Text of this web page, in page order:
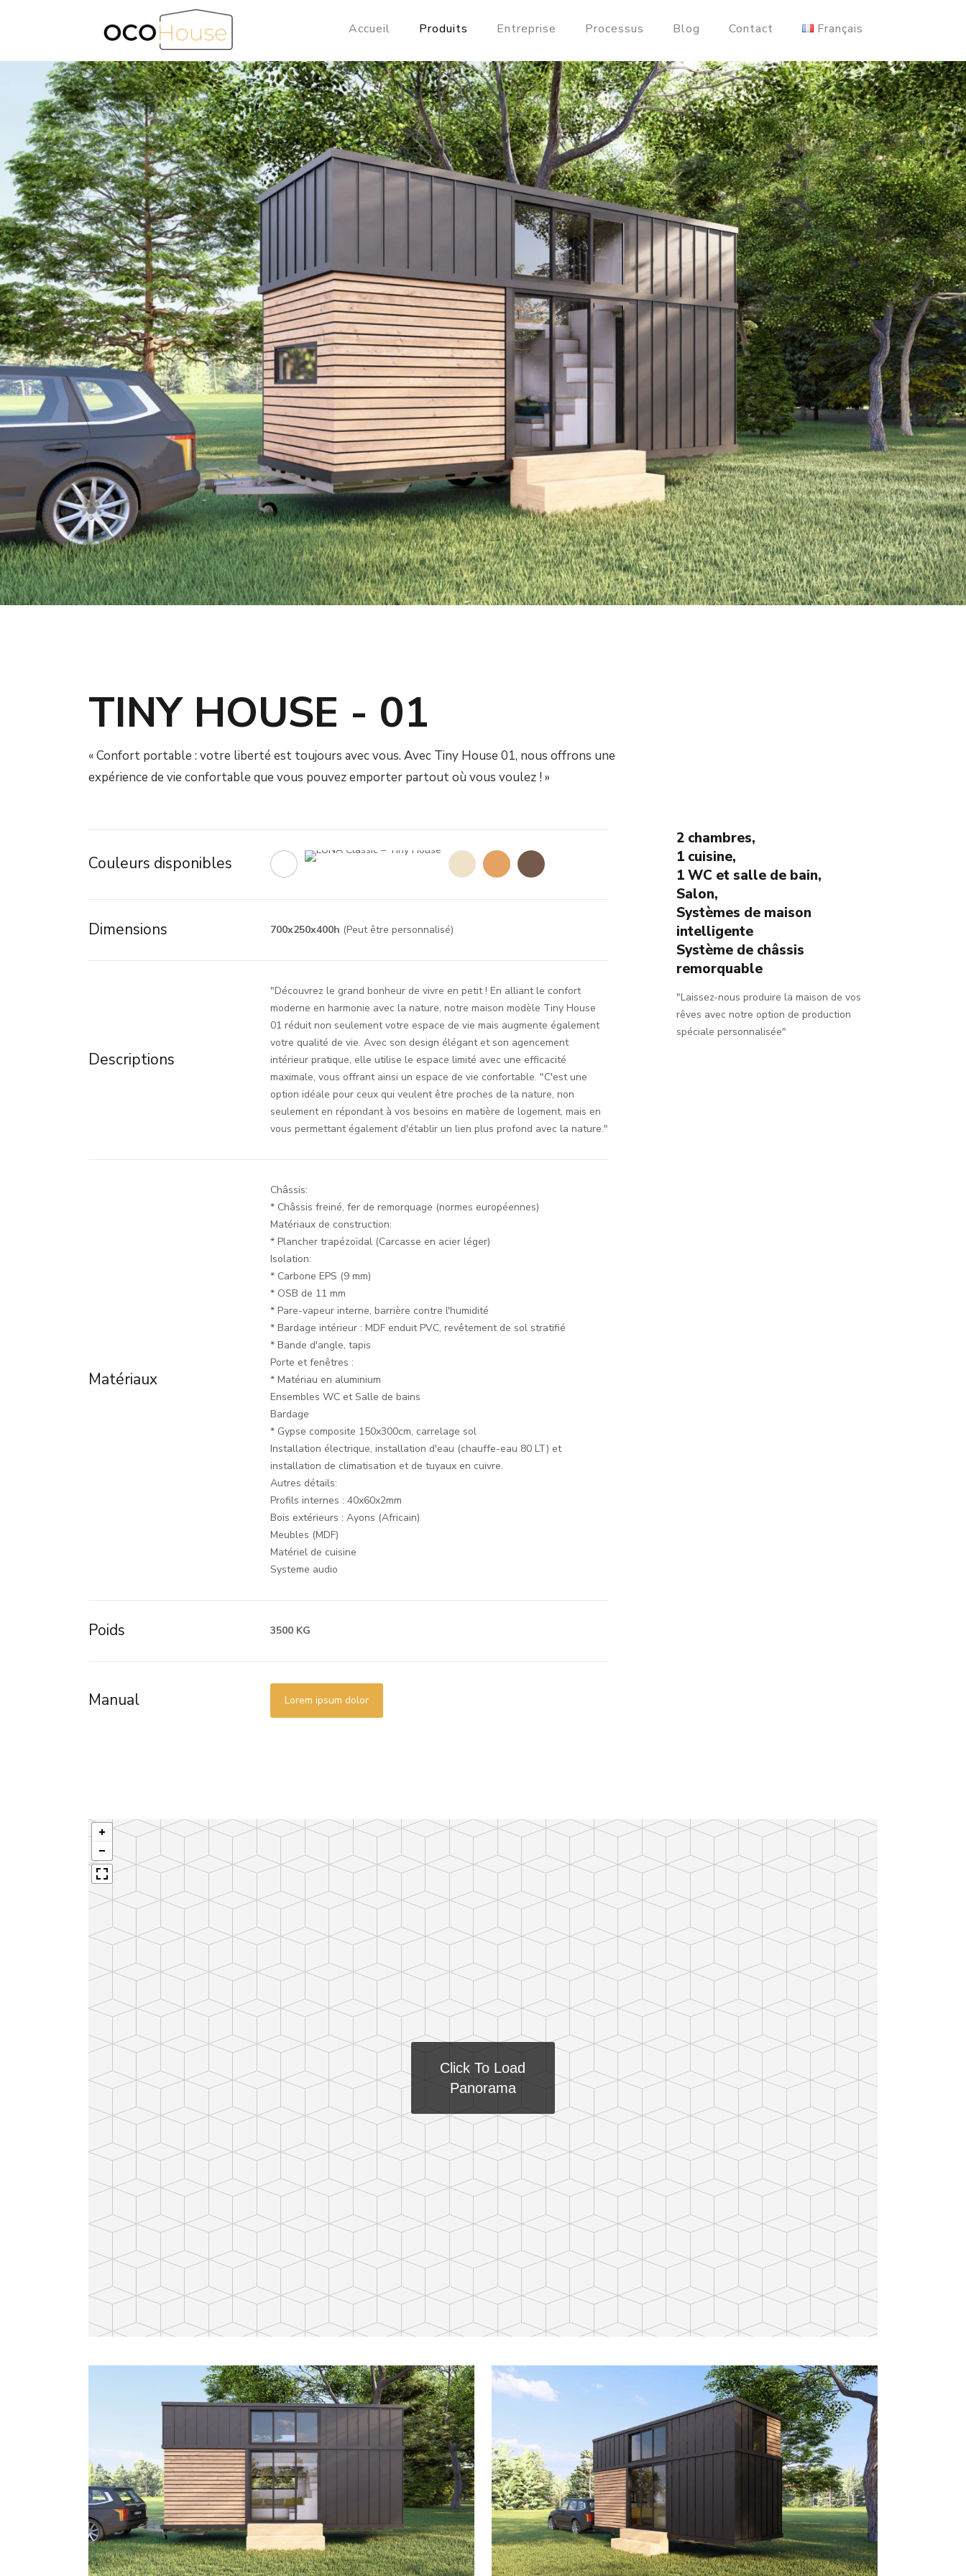
Accueil Produits Entreprise Processus Blog Contact Français
TINY HOUSE - 01
« Confort portable : votre liberté est toujours avec vous. Avec Tiny House 01, nous offrons une
expérience de vie confortable que vous pouvez emporter partout où vous voulez ! »
Couleurs disponibles
Dimensions 700x250x400h (Peut être personnalisé)
Descriptions
"Découvrez le grand bonheur de vivre en petit ! En alliant le confort
moderne en harmonie avec la nature, notre maison modèle Tiny House
01 réduit non seulement votre espace de vie mais augmente également
votre qualité de vie. Avec son design élégant et son agencement
intérieur pratique, elle utilise le espace limité avec une efficacité
maximale, vous offrant ainsi un espace de vie confortable. "C'est une
option idéale pour ceux qui veulent être proches de la nature, non
seulement en répondant à vos besoins en matière de logement, mais en
vous permettant également d'établir un lien plus profond avec la nature."
Matériaux
Châssis:
* Châssis freiné, fer de remorquage (normes européennes)
Matériaux de construction:
* Plancher trapézoïdal (Carcasse en acier léger)
Isolation:
* Carbone EPS (9 mm)
* OSB de 11 mm
* Pare-vapeur interne, barrière contre l'humidité
* Bardage intérieur : MDF enduit PVC, revêtement de sol stratifié
* Bande d'angle, tapis
Porte et fenêtres :
* Matériau en aluminium
Ensembles WC et Salle de bains
Bardage
* Gypse composite 150x300cm, carrelage sol
Installation électrique, installation d'eau (chauffe-eau 80 LT) et
installation de climatisation et de tuyaux en cuivre.
Autres détails:
Profils internes : 40x60x2mm
Bois extérieurs : Ayons (Africain)
Meubles (MDF)
Matériel de cuisine
Systeme audio
Poids 3500 KG
Manual Lorem ipsum dolor
2 chambres,
1 cuisine,
1 WC et salle de bain,
Salon,
Systèmes de maison
intelligente
Système de châssis
remorquable
"Laissez-nous produire la maison de vos
rêves avec notre option de production
spéciale personnalisée"
Click To Load
Panorama